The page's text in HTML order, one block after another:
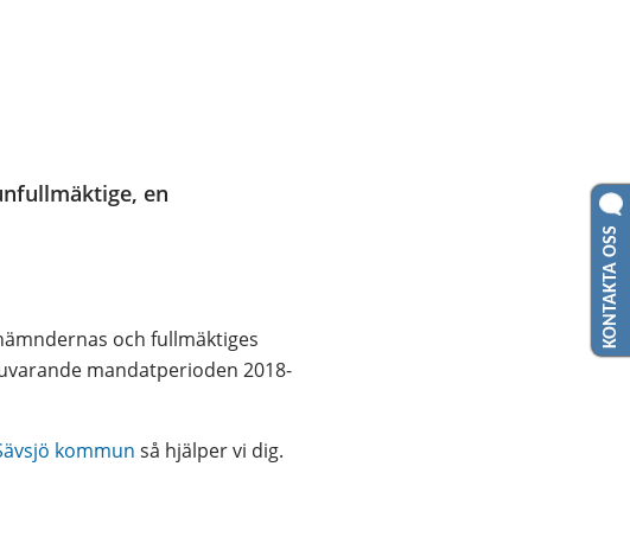
en
och fullmäktiges
mandatperioden 2018-
kommun så hjälper vi dig.
KONTAKTA OSS